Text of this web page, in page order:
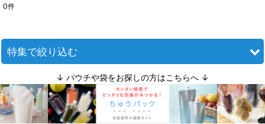
並び順 :
絞り込む
0件
特集で絞り込む
迷ったら定番商品！
送料無料商品
↓ パウチや袋をお探しの方はこちらへ ↓